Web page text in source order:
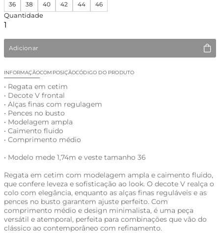
36
38 40 42 44 46
Quantidade
Adicionar
INFORMAÇÃOCOMPOSIÇÃOCÓDIGO DO PRODUTO
• Regata em cetim
• Decote V frontal
• Alças finas com regulagem
• Pences no busto
• Modelagem ampla
• Caimento fluido
• Comprimento médio
• Modelo mede 1,74m e veste tamanho 36
Regata em cetim com modelagem ampla e caimento fluido,
que confere leveza e sofisticação ao look. O decote V realça o
colo com elegância, enquanto as alças finas reguláveis e as
pences no busto garantem ajuste perfeito. Com
comprimento médio e design minimalista, é uma peça
versátil e atemporal, perfeita para combinações que vão do
clássico ao contemporâneo com refinamento.